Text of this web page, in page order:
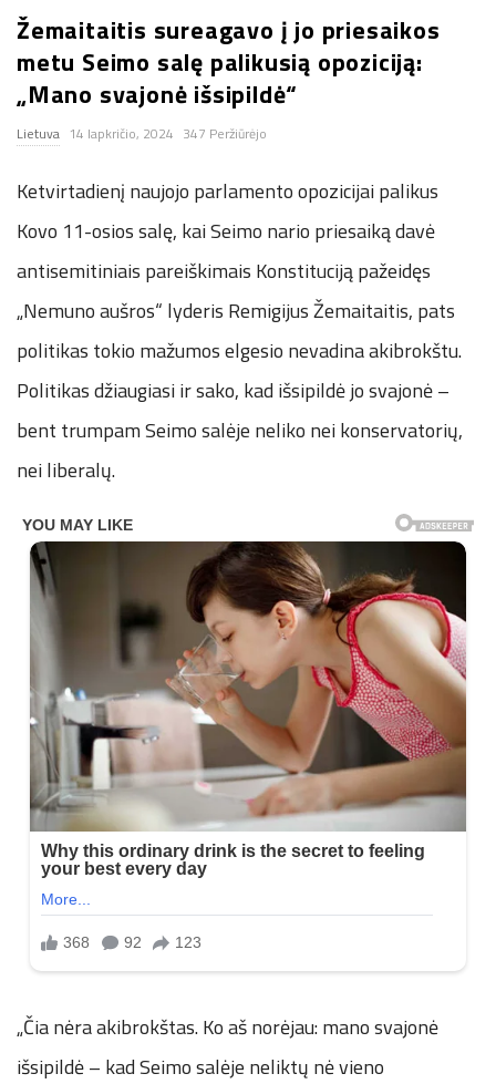
n
.
n
e
t
Žemaitaitis sureagavo į jo priesaikos
metu Seimo salę palikusią opoziciją:
„Mano svajonė išsipildė“
Lietuva 14 lapkričio, 2024 347 Peržiūrėjo
Ketvirtadienį naujojo parlamento opozicijai palikus
Kovo 11-osios salę, kai Seimo nario priesaiką davė
antisemitiniais pareiškimais Konstituciją pažeidęs
„Nemuno aušros“ lyderis Remigijus Žemaitaitis, pats
politikas tokio mažumos elgesio nevadina akibrokštu.
Politikas džiaugiasi ir sako, kad išsipildė jo svajonė –
bent trumpam Seimo salėje neliko nei konservatorių,
nei liberalų.
„Čia nėra akibrokštas. Ko aš norėjau: mano svajonė
išsipildė – kad Seimo salėje neliktų nė vieno